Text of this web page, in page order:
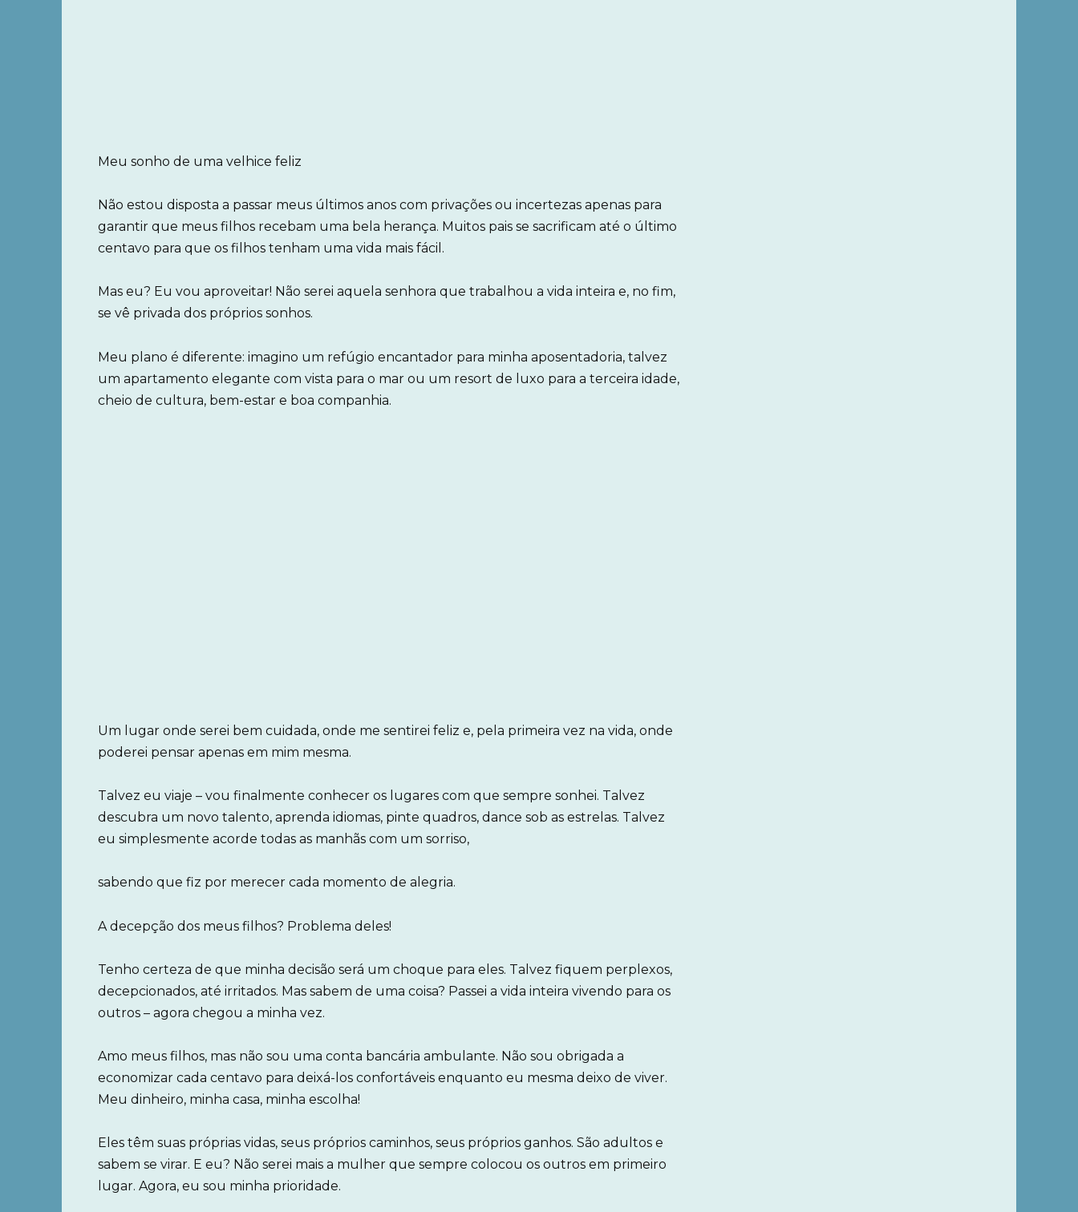
Meu sonho de uma velhice feliz
Não estou disposta a passar meus últimos anos com privações ou incertezas apenas para
garantir que meus filhos recebam uma bela herança. Muitos pais se sacrificam até o último
centavo para que os filhos tenham uma vida mais fácil.
Mas eu? Eu vou aproveitar! Não serei aquela senhora que trabalhou a vida inteira e, no fim,
se vê privada dos próprios sonhos.
Meu plano é diferente: imagino um refúgio encantador para minha aposentadoria, talvez
um apartamento elegante com vista para o mar ou um resort de luxo para a terceira idade,
cheio de cultura, bem-estar e boa companhia.
Um lugar onde serei bem cuidada, onde me sentirei feliz e, pela primeira vez na vida, onde
poderei pensar apenas em mim mesma.
Talvez eu viaje – vou finalmente conhecer os lugares com que sempre sonhei. Talvez
descubra um novo talento, aprenda idiomas, pinte quadros, dance sob as estrelas. Talvez
eu simplesmente acorde todas as manhãs com um sorriso,
sabendo que fiz por merecer cada momento de alegria.
A decepção dos meus filhos? Problema deles!
Tenho certeza de que minha decisão será um choque para eles. Talvez fiquem perplexos,
decepcionados, até irritados. Mas sabem de uma coisa? Passei a vida inteira vivendo para os
outros – agora chegou a minha vez.
Amo meus filhos, mas não sou uma conta bancária ambulante. Não sou obrigada a
economizar cada centavo para deixá-los confortáveis enquanto eu mesma deixo de viver.
Meu dinheiro, minha casa, minha escolha!
Eles têm suas próprias vidas, seus próprios caminhos, seus próprios ganhos. São adultos e
sabem se virar. E eu? Não serei mais a mulher que sempre colocou os outros em primeiro
lugar. Agora, eu sou minha prioridade.